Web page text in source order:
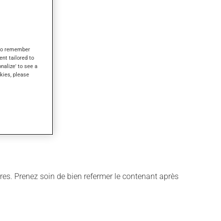
Prenez soin de bien refermer le contenant après
remember
tailored to
to see a
please